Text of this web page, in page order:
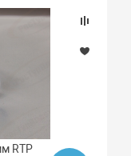
RTP